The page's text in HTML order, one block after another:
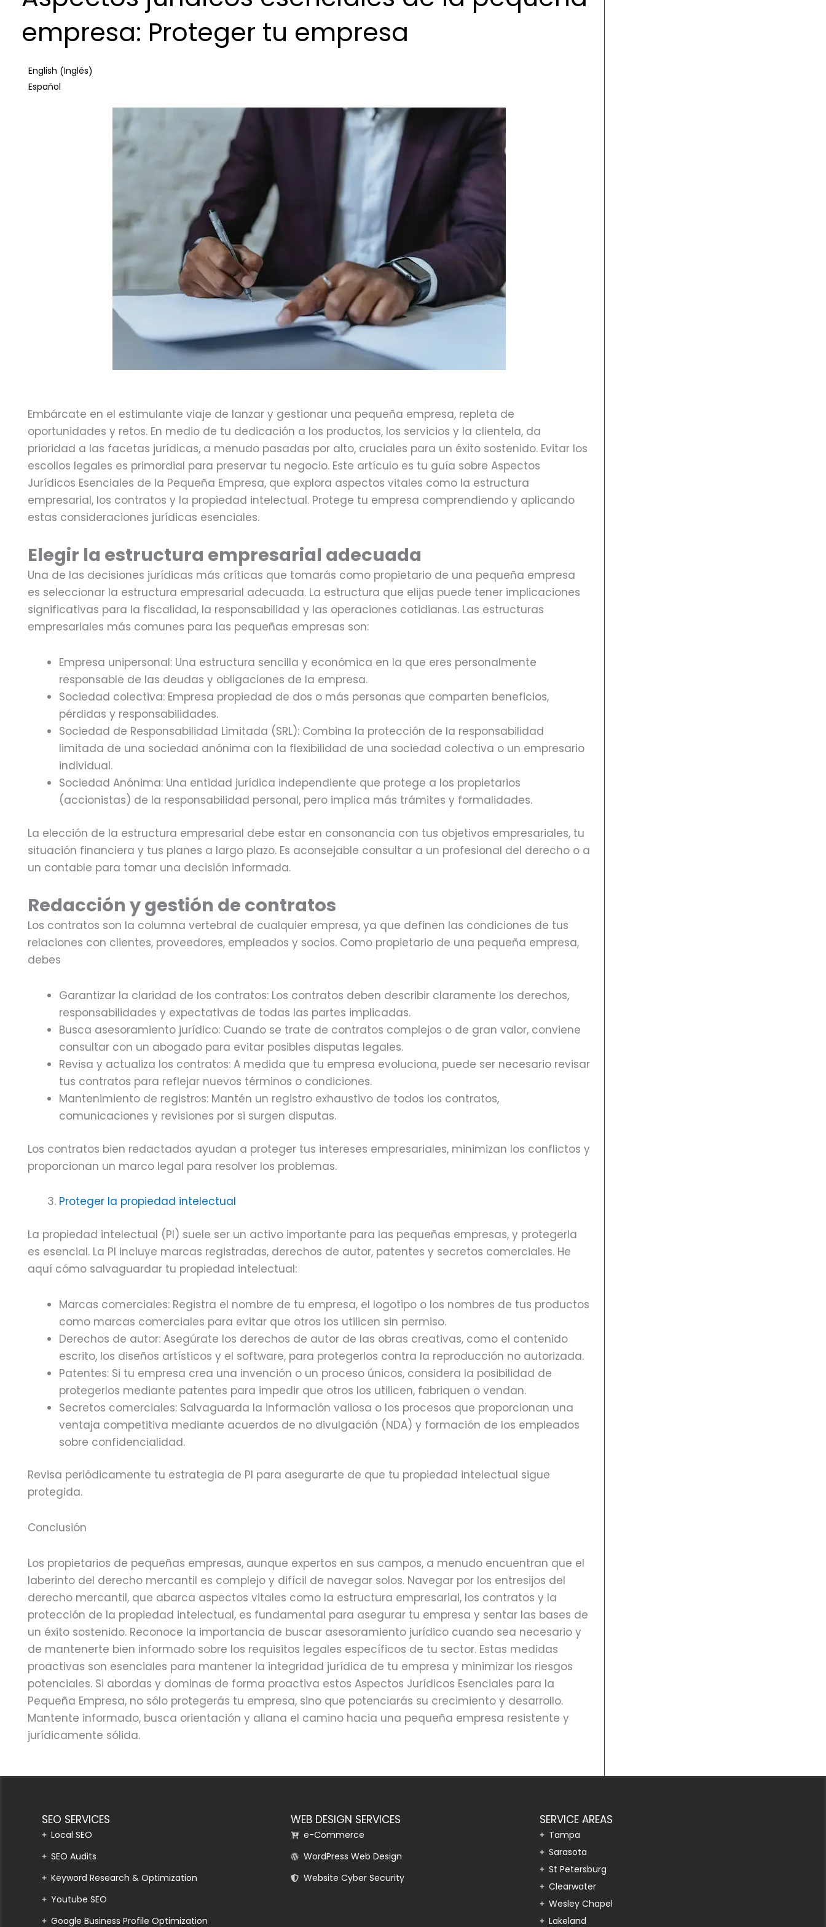
empresa: Proteger tu empresa
English (Inglés)
Español
Embárcate en el estimulante viaje de lanzar y gestionar una pequeña empresa, repleta de
oportunidades y retos. En medio de tu dedicación a los productos, los servicios y la clientela, da
prioridad a las facetas jurídicas, a menudo pasadas por alto, cruciales para un éxito sostenido. Evitar los
escollos legales es primordial para preservar tu negocio. Este artículo es tu guía sobre Aspectos
Jurídicos Esenciales de la Pequeña Empresa, que explora aspectos vitales como la estructura
empresarial, los contratos y la propiedad intelectual. Protege tu empresa comprendiendo y aplicando
estas consideraciones jurídicas esenciales.
Elegir la estructura empresarial adecuada
Una de las decisiones jurídicas más críticas que tomarás como propietario de una pequeña empresa
es seleccionar la estructura empresarial adecuada. La estructura que elijas puede tener implicaciones
significativas para la fiscalidad, la responsabilidad y las operaciones cotidianas. Las estructuras
empresariales más comunes para las pequeñas empresas son:
Empresa unipersonal: Una estructura sencilla y económica en la que eres personalmente
responsable de las deudas y obligaciones de la empresa.
Sociedad colectiva: Empresa propiedad de dos o más personas que comparten beneficios,
pérdidas y responsabilidades.
Sociedad de Responsabilidad Limitada (SRL): Combina la protección de la responsabilidad
limitada de una sociedad anónima con la flexibilidad de una sociedad colectiva o un empresario
individual.
Sociedad Anónima: Una entidad jurídica independiente que protege a los propietarios
(accionistas) de la responsabilidad personal, pero implica más trámites y formalidades.
La elección de la estructura empresarial debe estar en consonancia con tus objetivos empresariales, tu
situación financiera y tus planes a largo plazo. Es aconsejable consultar a un profesional del derecho o a
un contable para tomar una decisión informada.
Redacción y gestión de contratos
Los contratos son la columna vertebral de cualquier empresa, ya que definen las condiciones de tus
relaciones con clientes, proveedores, empleados y socios. Como propietario de una pequeña empresa,
debes
Garantizar la claridad de los contratos: Los contratos deben describir claramente los derechos,
responsabilidades y expectativas de todas las partes implicadas.
Busca asesoramiento jurídico: Cuando se trate de contratos complejos o de gran valor, conviene
consultar con un abogado para evitar posibles disputas legales.
Revisa y actualiza los contratos: A medida que tu empresa evoluciona, puede ser necesario revisar
tus contratos para reflejar nuevos términos o condiciones.
Mantenimiento de registros: Mantén un registro exhaustivo de todos los contratos,
comunicaciones y revisiones por si surgen disputas.
Los contratos bien redactados ayudan a proteger tus intereses empresariales, minimizan los conflictos y
proporcionan un marco legal para resolver los problemas.
Proteger la propiedad intelectual
La propiedad intelectual (PI) suele ser un activo importante para las pequeñas empresas, y protegerla
es esencial. La PI incluye marcas registradas, derechos de autor, patentes y secretos comerciales. He
aquí cómo salvaguardar tu propiedad intelectual:
Marcas comerciales: Registra el nombre de tu empresa, el logotipo o los nombres de tus productos
como marcas comerciales para evitar que otros los utilicen sin permiso.
Derechos de autor: Asegúrate los derechos de autor de las obras creativas, como el contenido
escrito, los diseños artísticos y el software, para protegerlos contra la reproducción no autorizada.
Patentes: Si tu empresa crea una invención o un proceso únicos, considera la posibilidad de
protegerlos mediante patentes para impedir que otros los utilicen, fabriquen o vendan.
Secretos comerciales: Salvaguarda la información valiosa o los procesos que proporcionan una
ventaja competitiva mediante acuerdos de no divulgación (NDA) y formación de los empleados
sobre confidencialidad.
Revisa periódicamente tu estrategia de PI para asegurarte de que tu propiedad intelectual sigue
protegida.
Conclusión
Los propietarios de pequeñas empresas, aunque expertos en sus campos, a menudo encuentran que el
laberinto del derecho mercantil es complejo y difícil de navegar solos. Navegar por los entresijos del
derecho mercantil, que abarca aspectos vitales como la estructura empresarial, los contratos y la
protección de la propiedad intelectual, es fundamental para asegurar tu empresa y sentar las bases de
un éxito sostenido. Reconoce la importancia de buscar asesoramiento jurídico cuando sea necesario y
de mantenerte bien informado sobre los requisitos legales específicos de tu sector. Estas medidas
proactivas son esenciales para mantener la integridad jurídica de tu empresa y minimizar los riesgos
potenciales. Si abordas y dominas de forma proactiva estos Aspectos Jurídicos Esenciales para la
Pequeña Empresa, no sólo protegerás tu empresa, sino que potenciarás su crecimiento y desarrollo.
Mantente informado, busca orientación y allana el camino hacia una pequeña empresa resistente y
jurídicamente sólida.
SEO SERVICES
Local SEO
SEO Audits
Keyword Research & Optimization
Youtube SEO
Google Business Profile Optimization
WEB DESIGN SERVICES
e-Commerce
WordPress Web Design
Website Cyber Security
SERVICE AREAS
Tampa
Sarasota
St Petersburg
Clearwater
Wesley Chapel
Lakeland